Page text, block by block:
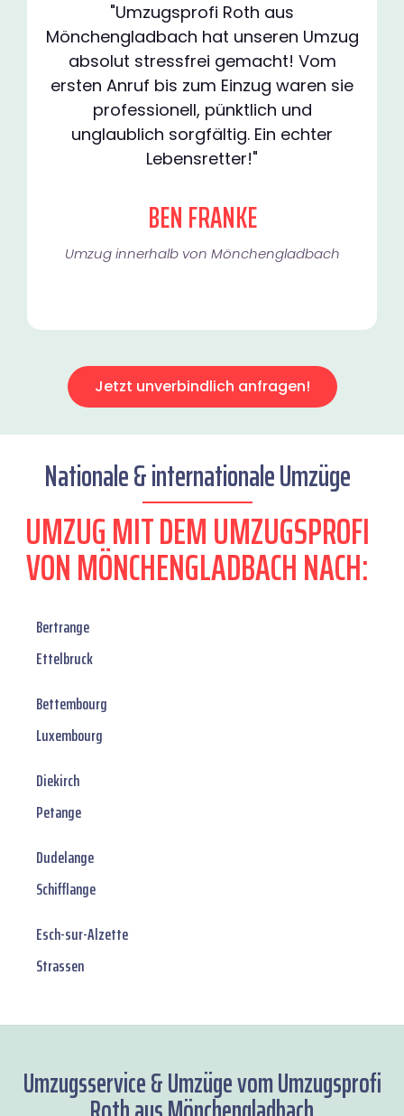
"Umzugsprofi Roth aus
Mönchengladbach hat unseren Umzug
absolut stressfrei gemacht! Vom
ersten Anruf bis zum Einzug waren sie
professionell, pünktlich und
unglaublich sorgfältig. Ein echter
Lebensretter!"
BEN FRANKE
Umzug innerhalb von Mönchengladbach​
Jetzt unverbindlich anfragen!
Nationale & internationale Umzüge
UMZUG MIT DEM UMZUGSPROFI
VON MÖNCHENGLADBACH NACH:
Bertrange
Ettelbruck
Bettembourg
Luxembourg
Diekirch
Petange
Dudelange
Schifflange
Esch-sur-Alzette
Strassen
Umzugsservice & Umzüge vom Umzugsprofi